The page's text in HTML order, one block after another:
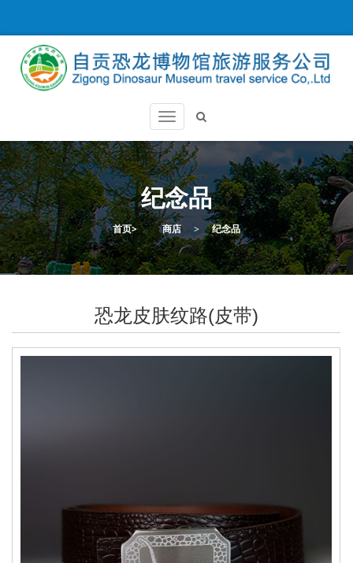
纪念品
首页> 商店 > 纪念品
恐龙皮肤纹路(皮带)